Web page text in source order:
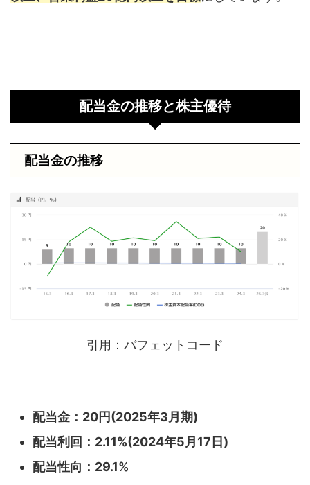
配当金の推移と株主優待
配当金の推移
引用：バフェットコード
配当金：20円(2025年3月期)
配当利回：2.11%(2024年5月17日)
配当性向：29.1%